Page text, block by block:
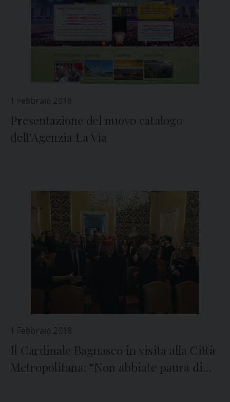
1 Febbraio 2018
Presentazione del nuovo catalogo
dell’Agenzia La Via
1 Febbraio 2018
Il Cardinale Bagnasco in visita alla Città
Metropolitana: “Non abbiate paura di